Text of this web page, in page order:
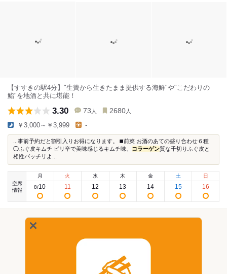
【すすきの駅4分】"生簀から生きたまま提供する海鮮"や"こだわりの
鮨"を地酒と共に堪能！
3.30 73 人 2680 人
￥3,000～￥3,999 -
...事前予約だと割引入りお得になります。 ◼️前菜 お酒のあての盛り合わせ６種
◯ふぐ皮キムチ ピリ辛で美味感じるキムチ味、 コラーゲン質な千切りふぐ皮と
相性バッチリよ...
空席
情報
月
8/10
火
11
水
12
木
13
金
14
土
15
日
16